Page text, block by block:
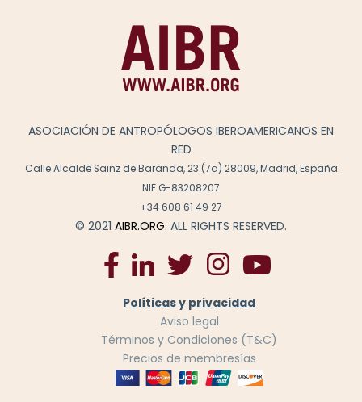
ASOCIACIÓN DE ANTROPÓLOGOS IBEROAMERICANOS EN
RED
Calle Alcalde Sainz de Baranda, 23 (7a) 28009, Madrid, España
NIF.G-83208207
+34 608 61 49 27
© 2021 AIBR.ORG. ALL RIGHTS RESERVED.
Políticas y privacidad
Aviso legal
Términos y Condiciones (T&C)
Precios de membresías